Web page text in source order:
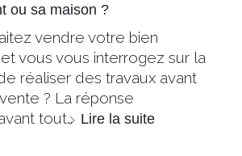
ou sa maison ?
vendre votre bien
vous vous interrogez sur la
réaliser des travaux avant
? La réponse
tout… Lire la suite